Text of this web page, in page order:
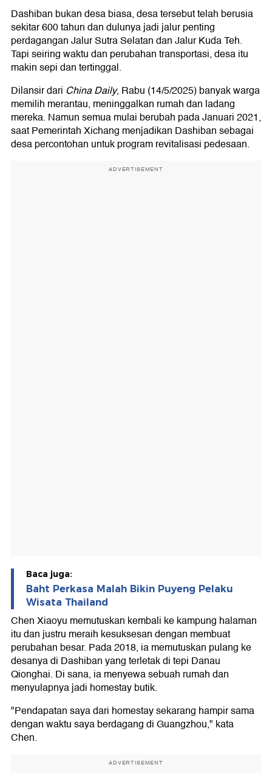
Dashiban bukan desa biasa, desa tersebut telah berusia
sekitar 600 tahun dan dulunya jadi jalur penting
perdagangan Jalur Sutra Selatan dan Jalur Kuda Teh.
Tapi seiring waktu dan perubahan transportasi, desa itu
makin sepi dan tertinggal.
Dilansir dari China Daily, Rabu (14/5/2025) banyak warga
memilih merantau, meninggalkan rumah dan ladang
mereka. Namun semua mulai berubah pada Januari 2021,
saat Pemerintah Xichang menjadikan Dashiban sebagai
desa percontohan untuk program revitalisasi pedesaan.
ADVERTISEMENT
Baca juga:
Baht Perkasa Malah Bikin Puyeng Pelaku
Wisata Thailand
Chen Xiaoyu memutuskan kembali ke kampung halaman
itu dan justru meraih kesuksesan dengan membuat
perubahan besar. Pada 2018, ia memutuskan pulang ke
desanya di Dashiban yang terletak di tepi Danau
Qionghai. Di sana, ia menyewa sebuah rumah dan
menyulapnya jadi homestay butik.
"Pendapatan saya dari homestay sekarang hampir sama
dengan waktu saya berdagang di Guangzhou," kata
Chen.
ADVERTISEMENT